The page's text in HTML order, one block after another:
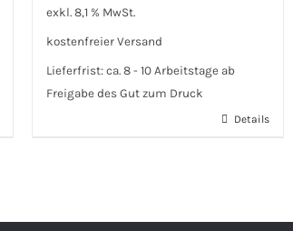
exkl. 8,1 % MwSt.
kostenfreier Versand
Lieferfrist: ca. 8 - 10 Arbeitstage ab
Freigabe des Gut zum Druck
Details